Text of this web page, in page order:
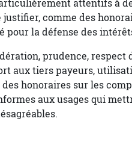
attentifs à
justifier, comme des
pour la défense des
prudence, respect
aux tiers payeurs,
honoraires sur les
aux usages qui